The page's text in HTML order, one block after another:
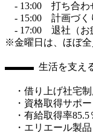
- 13:00　打ち合わ
- 15:00　計画づく
- 17:00　退社（お
※金曜日は、ほぼ全
▬▬▬  生活を支え
・借り上げ社宅制
・資格取得サポー
・有給取得率85.5
・エリエール製品